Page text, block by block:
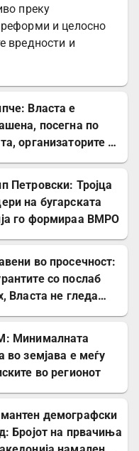
преку
и целосно
вредности и
Власта е
посегна по
организаторите и
Петровски: Тројца
на бугарската
го формираа ВМРО
во просечност:
со послаб
Власта не гледа
Минималната
во земјава е меѓу
во регионот
демографски
Бројот на првачиња